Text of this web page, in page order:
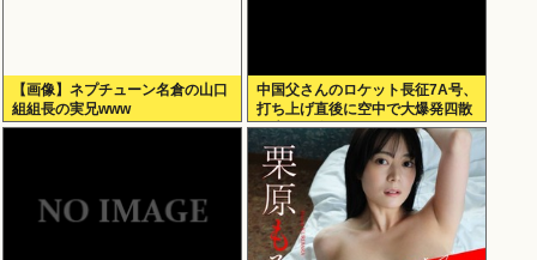
【画像】ネプチューン名倉の山口
組組長の実兄www
中国父さんのロケット長征7A号、
打ち上げ直後に空中で大爆発四散
し失敗に終わる